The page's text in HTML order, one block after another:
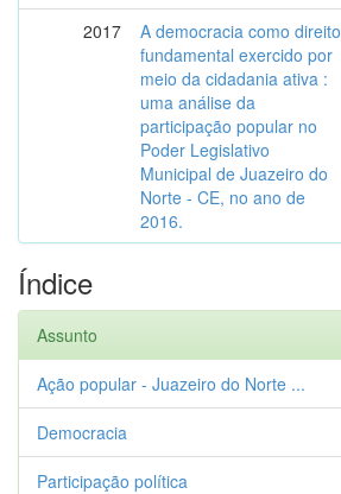
2017
A democracia como direito
fundamental exercido por
meio da cidadania ativa :
uma análise da
participação popular no
Poder Legislativo
Municipal de Juazeiro do
Norte - CE, no ano de
2016.
Índice
Assunto
Ação popular - Juazeiro do Norte ...
Democracia
Participação política